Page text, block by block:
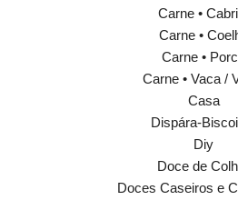
Carne •
Carne •
Carne •
Carne • Vaca /
Casa
Dispára-
Diy
Doce de
Doces Caseiros e